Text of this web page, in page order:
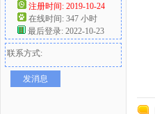
注册时间: 2019-10-24
在线时间: 347 小时
最后登录: 2022-10-23
联系方式:
发消息